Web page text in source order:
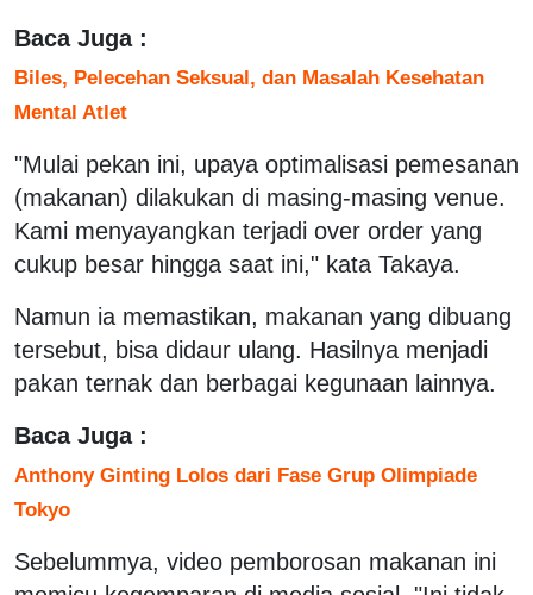
Baca Juga :
Biles, Pelecehan Seksual, dan Masalah Kesehatan
Mental Atlet
"Mulai pekan ini, upaya optimalisasi pemesanan
(makanan) dilakukan di masing-masing venue.
Kami menyayangkan terjadi over order yang
cukup besar hingga saat ini," kata Takaya.
Namun ia memastikan, makanan yang dibuang
tersebut, bisa didaur ulang. Hasilnya menjadi
pakan ternak dan berbagai kegunaan lainnya.
Baca Juga :
Anthony Ginting Lolos dari Fase Grup Olimpiade
Tokyo
Sebelummya, video pemborosan makanan ini